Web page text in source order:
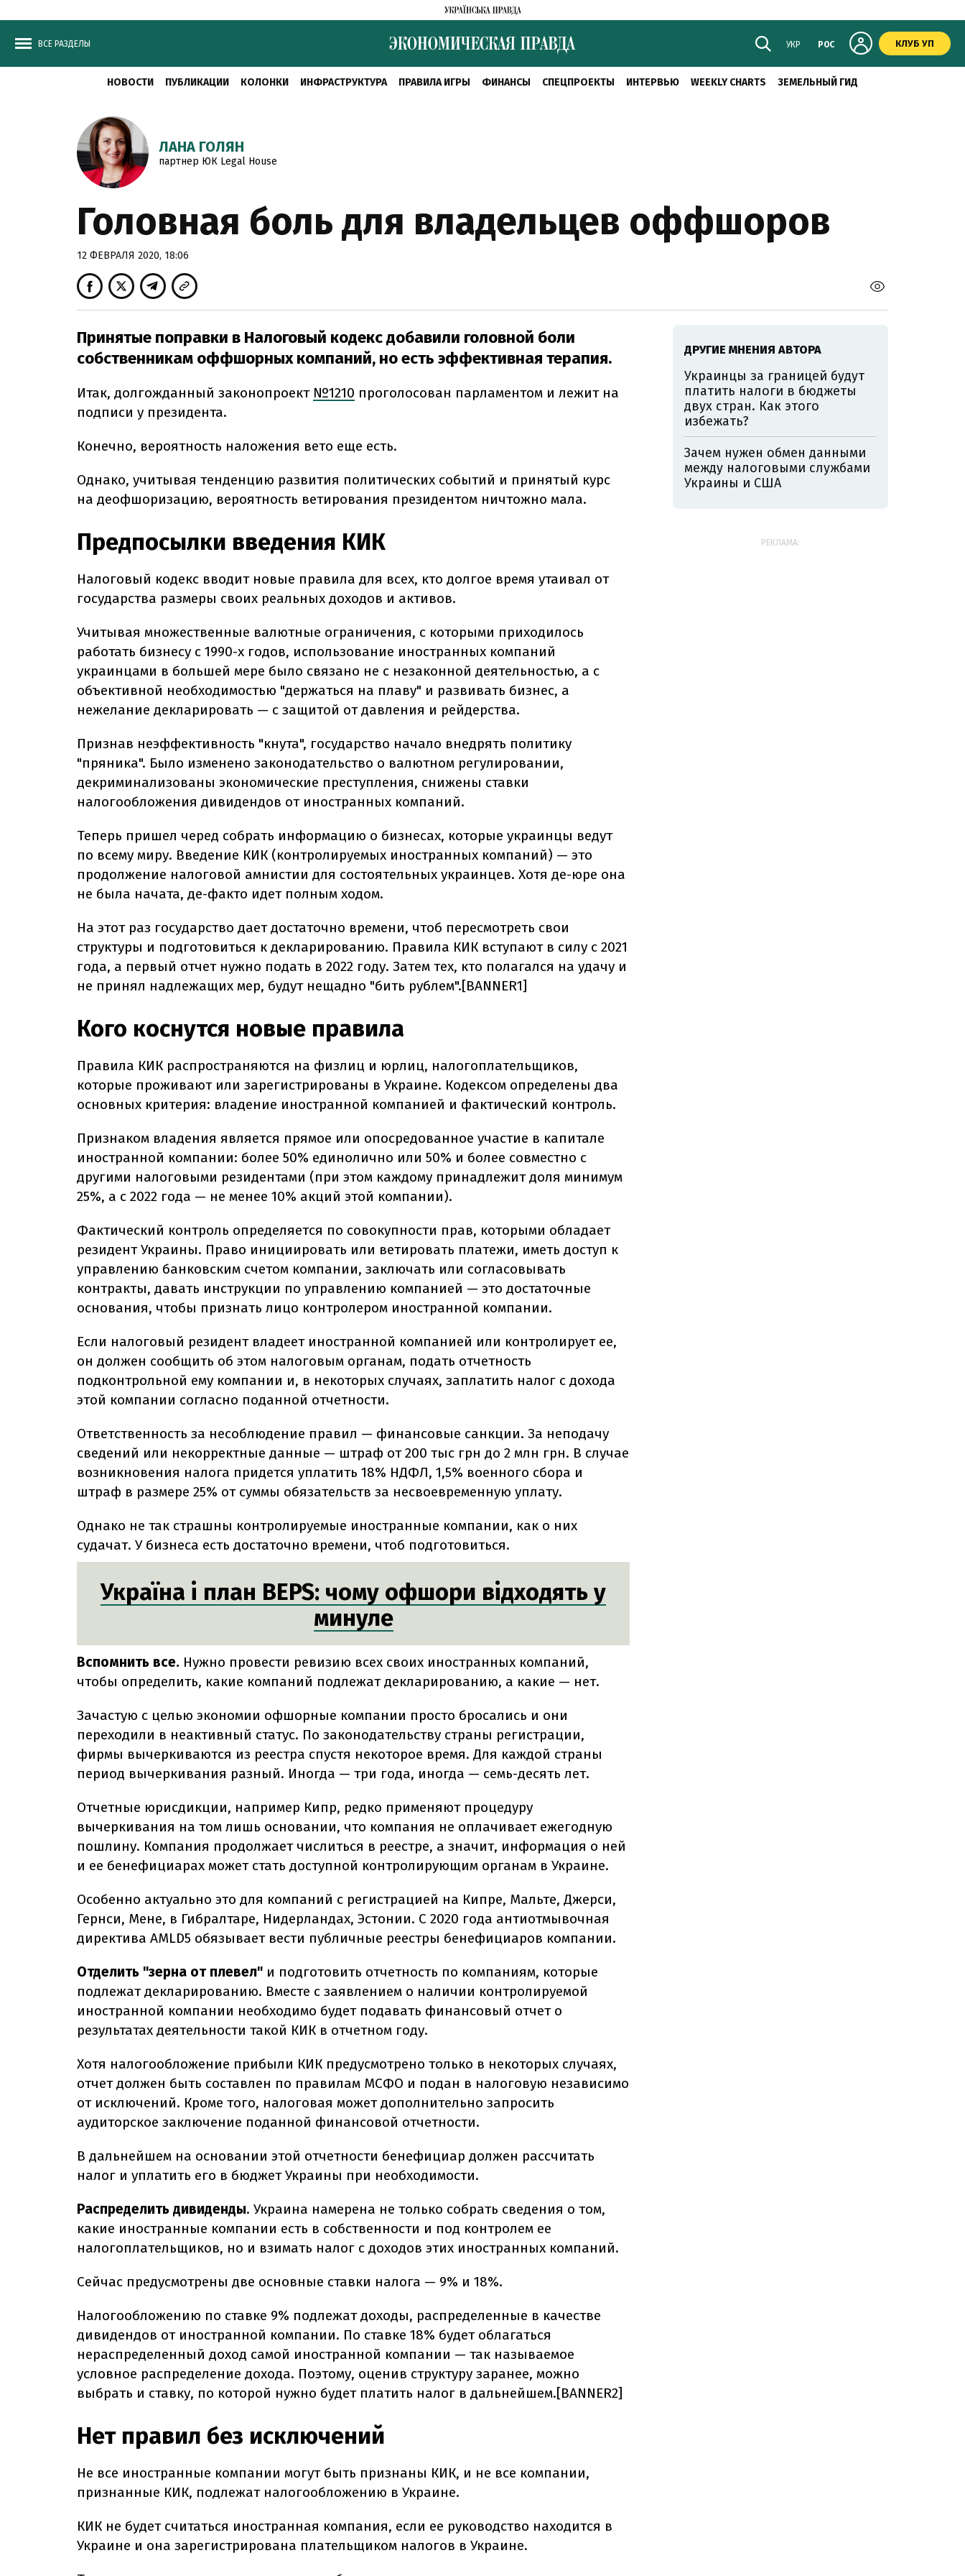
ВСЕ РАЗДЕЛЫ УКР РОС КЛУБ УП
НОВОСТИ ПУБЛИКАЦИИ КОЛОНКИ ИНФРАСТРУКТУРА ПРАВИЛА ИГРЫ ФИНАНСЫ СПЕЦПРОЕКТЫ ИНТЕРВЬЮ WEEKLY CHARTS ЗЕМЕЛЬНЫЙ ГИД
ЛАНА ГОЛЯН
партнер ЮК Legal House
Головная боль для владельцев оффшоров
12 ФЕВРАЛЯ 2020, 18:06
Принятые поправки в Налоговый кодекс добавили головной боли
собственникам оффшорных компаний, но есть эффективная терапия.
Итак, долгожданный законопроект №1210 проголосован парламентом и лежит на
подписи у президента.
Конечно, вероятность наложения вето еще есть.
Однако, учитывая тенденцию развития политических событий и принятый курс
на деофшоризацию, вероятность ветирования президентом ничтожно мала.
Предпосылки введения КИК
Налоговый кодекс вводит новые правила для всех, кто долгое время утаивал от
государства размеры своих реальных доходов и активов.
Учитывая множественные валютные ограничения, с которыми приходилось
работать бизнесу с 1990-х годов, использование иностранных компаний
украинцами в большей мере было связано не с незаконной деятельностью, а с
объективной необходимостью "держаться на плаву" и развивать бизнес, а
нежелание декларировать — с защитой от давления и рейдерства.
Признав неэффективность "кнута", государство начало внедрять политику
"пряника". Было изменено законодательство о валютном регулировании,
декриминализованы экономические преступления, снижены ставки
налогообложения дивидендов от иностранных компаний.
Теперь пришел черед собрать информацию о бизнесах, которые украинцы ведут
по всему миру. Введение КИК (контролируемых иностранных компаний) — это
продолжение налоговой амнистии для состоятельных украинцев. Хотя де-юре она
не была начата, де-факто идет полным ходом.
На этот раз государство дает достаточно времени, чтоб пересмотреть свои
структуры и подготовиться к декларированию. Правила КИК вступают в силу с 2021
года, а первый отчет нужно подать в 2022 году. Затем тех, кто полагался на удачу и
не принял надлежащих мер, будут нещадно "бить рублем".[BANNER1]
Кого коснутся новые правила
Правила КИК распространяются на физлиц и юрлиц, налогоплательщиков,
которые проживают или зарегистрированы в Украине. Кодексом определены два
основных критерия: владение иностранной компанией и фактический контроль.
Признаком владения является прямое или опосредованное участие в капитале
иностранной компании: более 50% единолично или 50% и более совместно с
другими налоговыми резидентами (при этом каждому принадлежит доля минимум
25%, а с 2022 года — не менее 10% акций этой компании).
Фактический контроль определяется по совокупности прав, которыми обладает
резидент Украины. Право инициировать или ветировать платежи, иметь доступ к
управлению банковским счетом компании, заключать или согласовывать
контракты, давать инструкции по управлению компанией — это достаточные
основания, чтобы признать лицо контролером иностранной компании.
Если налоговый резидент владеет иностранной компанией или контролирует ее,
он должен сообщить об этом налоговым органам, подать отчетность
подконтрольной ему компании и, в некоторых случаях, заплатить налог с дохода
этой компании согласно поданной отчетности.
Ответственность за несоблюдение правил — финансовые санкции. За неподачу
сведений или некорректные данные — штраф от 200 тыс грн до 2 млн грн. В случае
возникновения налога придется уплатить 18% НДФЛ, 1,5% военного сбора и
штраф в размере 25% от суммы обязательств за несвоевременную уплату.
Однако не так страшны контролируемые иностранные компании, как о них
судачат. У бизнеса есть достаточно времени, чтоб подготовиться.
Україна і план BEPS: чому офшори відходять у
минуле
Вспомнить все. Нужно провести ревизию всех своих иностранных компаний,
чтобы определить, какие компаний подлежат декларированию, а какие — нет.
Зачастую с целью экономии офшорные компании просто бросались и они
переходили в неактивный статус. По законодательству страны регистрации,
фирмы вычеркиваются из реестра спустя некоторое время. Для каждой страны
период вычеркивания разный. Иногда — три года, иногда — семь-десять лет.
Отчетные юрисдикции, например Кипр, редко применяют процедуру
вычеркивания на том лишь основании, что компания не оплачивает ежегодную
пошлину. Компания продолжает числиться в реестре, а значит, информация о ней
и ее бенефициарах может стать доступной контролирующим органам в Украине.
Особенно актуально это для компаний с регистрацией на Кипре, Мальте, Джерси,
Гернси, Мене, в Гибралтаре, Нидерландах, Эстонии. С 2020 года антиотмывочная
директива AMLD5 обязывает вести публичные реестры бенефициаров компании.
Отделить "зерна от плевел" и подготовить отчетность по компаниям, которые
подлежат декларированию. Вместе с заявлением о наличии контролируемой
иностранной компании необходимо будет подавать финансовый отчет о
результатах деятельности такой КИК в отчетном году.
Хотя налогообложение прибыли КИК предусмотрено только в некоторых случаях,
отчет должен быть составлен по правилам МСФО и подан в налоговую независимо
от исключений. Кроме того, налоговая может дополнительно запросить
аудиторское заключение поданной финансовой отчетности.
В дальнейшем на основании этой отчетности бенефициар должен рассчитать
налог и уплатить его в бюджет Украины при необходимости.
Распределить дивиденды. Украина намерена не только собрать сведения о том,
какие иностранные компании есть в собственности и под контролем ее
налогоплательщиков, но и взимать налог с доходов этих иностранных компаний.
Сейчас предусмотрены две основные ставки налога — 9% и 18%.
Налогообложению по ставке 9% подлежат доходы, распределенные в качестве
дивидендов от иностранной компании. По ставке 18% будет облагаться
нераспределенный доход самой иностранной компании — так называемое
условное распределение дохода. Поэтому, оценив структуру заранее, можно
выбрать и ставку, по которой нужно будет платить налог в дальнейшем.[BANNER2]
Нет правил без исключений
Не все иностранные компании могут быть признаны КИК, и не все компании,
признанные КИК, подлежат налогообложению в Украине.
КИК не будет считаться иностранная компания, если ее руководство находится в
Украине и она зарегистрирована плательщиком налогов в Украине.
ДРУГИЕ МНЕНИЯ АВТОРА
Украинцы за границей будут
платить налоги в бюджеты
двух стран. Как этого
избежать?
Зачем нужен обмен данными
между налоговыми службами
Украины и США
РЕКЛАМА: